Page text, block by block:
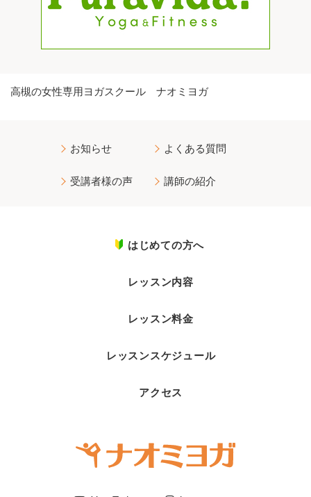
高槻の女性専用ヨガスクール ナオミヨガ
お知らせ よくある質問
受講者様の声 講師の紹介
はじめての方へ
レッスン内容
レッスン料金
レッスンスケジュール
アクセス